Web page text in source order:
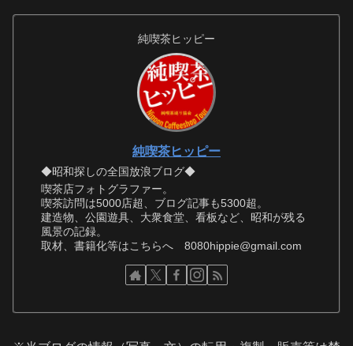
純喫茶ヒッピー
純喫茶ヒッピー
◆昭和探しの全国放浪ブログ◆
喫茶店フォトグラファー。
喫茶訪問は5000店超、ブログ記事も5300超。
建造物、公園遊具、大衆食堂、看板など、昭和が残る
風景の記録。
取材、書籍化等はこちらへ 8080hippie@gmail.com